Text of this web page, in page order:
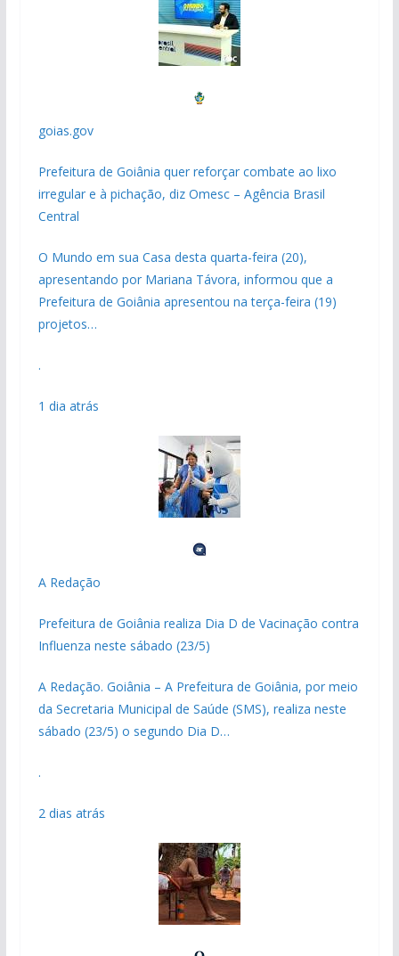
goias.gov
Prefeitura de Goiânia quer reforçar combate ao lixo
irregular e à pichação, diz Omesc – Agência Brasil
Central
O Mundo em sua Casa desta quarta-feira (20),
apresentando por Mariana Távora, informou que a
Prefeitura de Goiânia apresentou na terça-feira (19)
projetos…
.
1 dia atrás
A Redação
Prefeitura de Goiânia realiza Dia D de Vacinação contra
Influenza neste sábado (23/5)
A Redação. Goiânia – A Prefeitura de Goiânia, por meio
da Secretaria Municipal de Saúde (SMS), realiza neste
sábado (23/5) o segundo Dia D…
.
2 dias atrás